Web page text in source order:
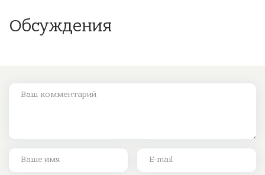
Обсуждения